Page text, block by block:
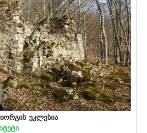
ეკლესია